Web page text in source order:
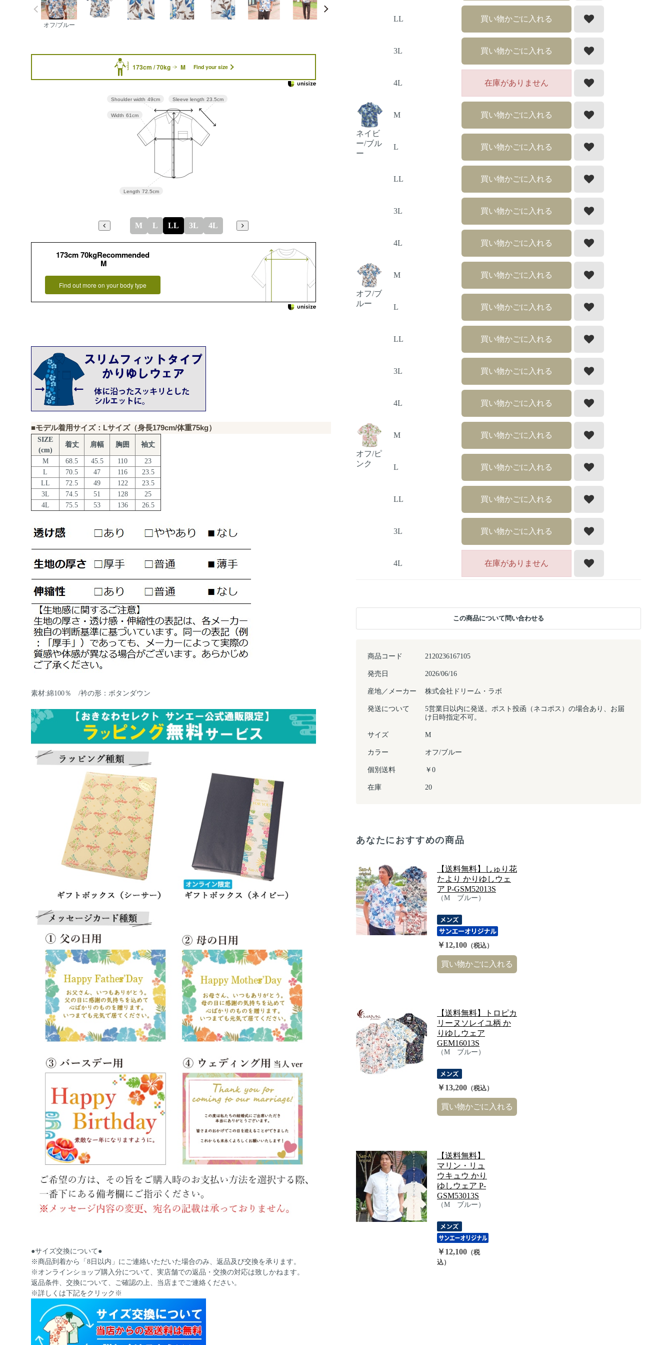
オフ/ブルー
173cm / 70kg M Find your size
Sleeve length 23.5cm
Length 72.5cm
Width 61cm
Shoulder width 49cm
M L LL 3L 4L
173cm 70kgRecommended
M
Find out more on your body type
■モデル着用サイズ：Lサイズ（身長179cm/体重75kg）
SIZE
(cm)
着丈 肩幅 胸囲 袖丈
M 68.5 45.5 110
23
L
70.5 47 116
23.5
LL
72.5 49 122
23.5
3L
74.5 51 128
25
4L
75.5 53 136 26.5
素材:綿100％ /衿の形：ボタンダウン
●サイズ交換について●
※商品到着から「8日以内」にご連絡いただいた場合のみ、返品及び交換を承ります。
※オンラインショップ購入分について、実店舗での返品・交換の対応は致しかねます。
返品条件、交換について、ご確認の上、当店までご連絡ください。
※詳しくは下記をクリック※
商品コード 2120236167105
発売日 2026/06/16
産地／メーカー 株式会社ドリーム・ラボ
発送について
5営業日以内に発送。ポスト投函（ネコポス）の場合あり、お届
け日時指定不可。
サイズ M
カラー オフ/ブルー
個別送料 ￥0
在庫 20
LL 買い物かごに入れる
3L 買い物かごに入れる
4L 在庫がありません
ネイビ
ー/ブル
ー
M 買い物かごに入れる
L 買い物かごに入れる
LL 買い物かごに入れる
3L 買い物かごに入れる
4L 買い物かごに入れる
オフ/ブ
ルー
M 買い物かごに入れる
L 買い物かごに入れる
LL 買い物かごに入れる
3L 買い物かごに入れる
4L 買い物かごに入れる
オフ/ピ
ンク
M 買い物かごに入れる
L 買い物かごに入れる
LL 買い物かごに入れる
3L 買い物かごに入れる
4L 在庫がありません
あなたにおすすめの商品
【送料無料】しゅり花
たより かりゆしウェ
ア P-GSM52013S
（M ブルー）
￥12,100 （税込）
買い物かごに入れる
【送料無料】トロピカ
リーヌソレイユ柄 か
りゆしウェア
GEM16013S
（M ブルー）
￥13,200 （税込）
買い物かごに入れる
【送料無料】
マリン・リュ
ウキュウ かり
ゆしウェア P-
GSM53013S
（M ブルー）
￥12,100 （税
込）
この商品について問い合わせる